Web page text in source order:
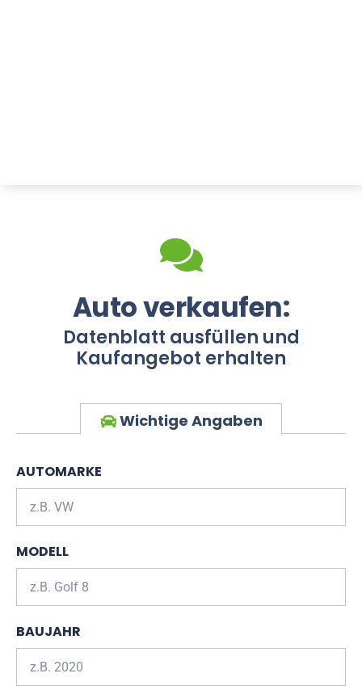
Auto verkaufen:
Datenblatt ausfüllen und
Kaufangebot erhalten
Wichtige Angaben
AUTOMARKE
MODELL
BAUJAHR